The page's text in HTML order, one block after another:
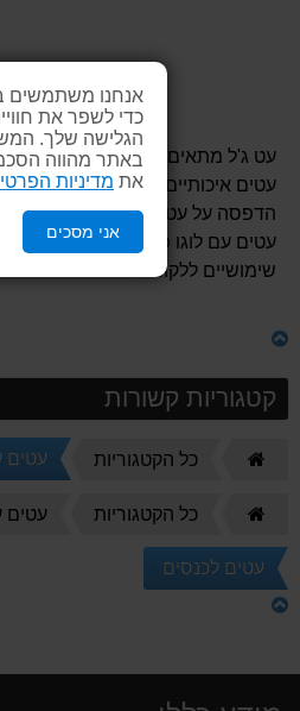
אנחנו משתמשים
כדי לשפר את
הגלישה שלך.
באתר מהווה
את מדיניות
אני מסכים
עט ג'ל מתאים למיתוג - משולב
עטים איכותיים לפרסום.
הדפסה על עטים תתבצע כבקשת
עטים עם לוגו פופולריים בקרב
שימושיים ללקוחותיהם.
קטגוריות קשורות
כל הקטגוריות עטים
כל הקטגוריות עטים
עטים לכנסים